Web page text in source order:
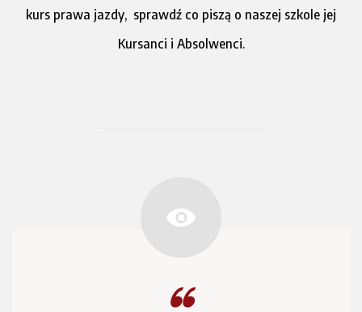
kurs prawa jazdy, sprawdź co piszą o naszej szkole jej
Kursanci i Absolwenci.